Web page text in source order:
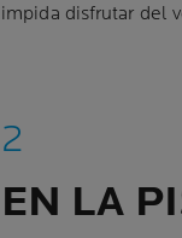
impida disfrutar del
EN LA